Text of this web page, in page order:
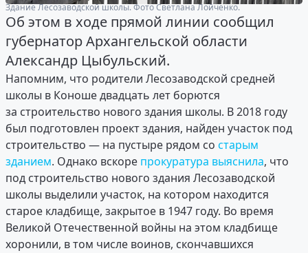
Здание Лесозаводской школы. Фото Светлана Лойченко.
Об этом в ходе прямой линии сообщил
губернатор Архангельской области
Александр Цыбульский.
Напомним, что родители Лесозаводской средней
школы в Коноше двадцать лет борются
за строительство нового здания школы. В 2018 году
был подготовлен проект здания, найден участок под
строительство — на пустыре рядом со старым
зданием. Однако вскоре прокуратура выяснила, что
под строительство нового здания Лесозаводской
школы выделили участок, на котором находится
старое кладбище, закрытое в 1947 году. Во время
Великой Отечественной войны на этом кладбище
хоронили, в том числе воинов, скончавшихся